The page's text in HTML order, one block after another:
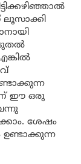
ലൂസാക്കി
ഈ ഒരു
ശേഷം